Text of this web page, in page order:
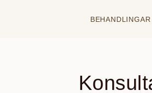
BEHANDLINGAR